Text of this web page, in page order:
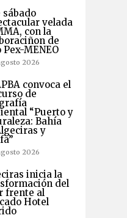
sábado
velada
con la
de
Pex-MENEO
2026
convoca el
de
“Puerto y
Bahía
y
2026
inicia la
del
frente al
Hotel